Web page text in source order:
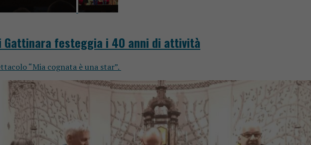
Gattinara festeggia i 40 anni di attività
“Mia cognata è una star”.